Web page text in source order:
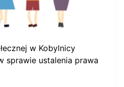
w Kobylnicy
sprawie ustalenia prawa